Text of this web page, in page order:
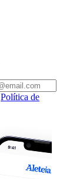
Política de